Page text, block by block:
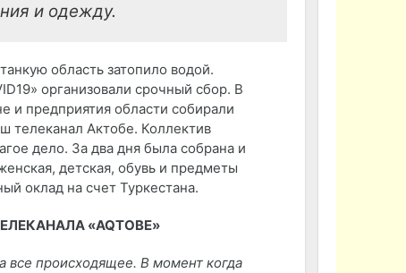
и одежду.
область затопило водой.
организовали срочный сбор. В
и предприятия области собирали
телеканал Актобе. Коллектив
дело. За два дня была собрана и
детская, обувь и предметы
оклад на счет Туркестана.
«AQTOBE»
все происходящее. В момент когда